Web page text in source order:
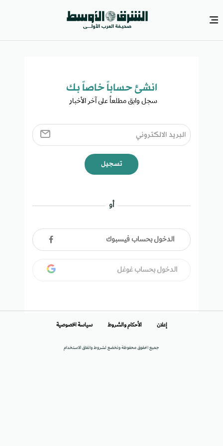
انشئ حساباً خاصاً بك​
سجل وابق مطلعاً على آخر الأخبار ​
تسجيل
أو
الدخول بحساب فيسبوك
الدخول بحساب غوغل
جميع الحقوق محفوظة وتخضع لشروط واتفاق الاستخدام
إعلان الأحكام والشروط سياسة الخصوصية